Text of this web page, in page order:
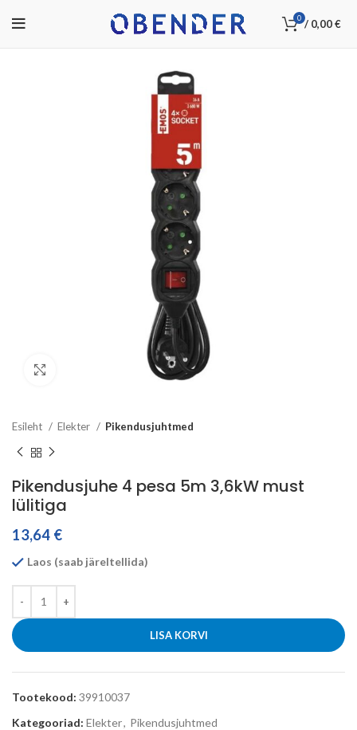
0 / 0,00€
Esileht Elekter Pikendusjuhtmed
Pikendusjuhe 4 pesa 5m 3,6kW must
lülitiga
13,64 €
Laos (saab järeltellida)
LISA KORVI
Tootekood: 39910037
Kategooriad: Elekter, Pikendusjuhtmed